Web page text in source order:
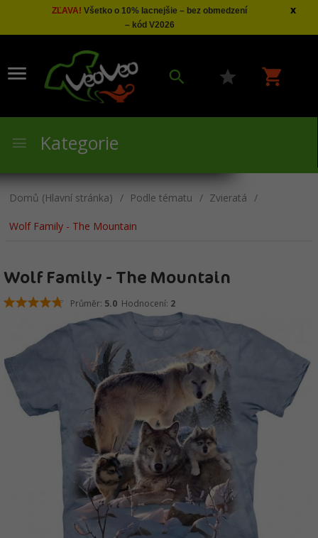
ZĽAVA! Všetko o 10% lacnejšie – bez obmedzení
– kód V2026
x
Kategorie
Domů (Hlavní stránka) Podle tématu Zvieratá
Wolf Family - The Mountain
Wolf Family - The Mountain
Průměr: 5.0 Hodnocení: 2